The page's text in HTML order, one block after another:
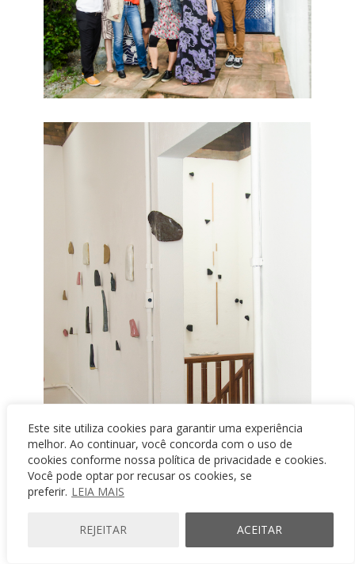
Este site utiliza cookies para garantir uma experiência
melhor. Ao continuar, você concorda com o uso de
cookies conforme nossa política de privacidade e cookies.
Você pode optar por recusar os cookies, se
preferir. LEIA MAIS
REJEITAR ACEITAR